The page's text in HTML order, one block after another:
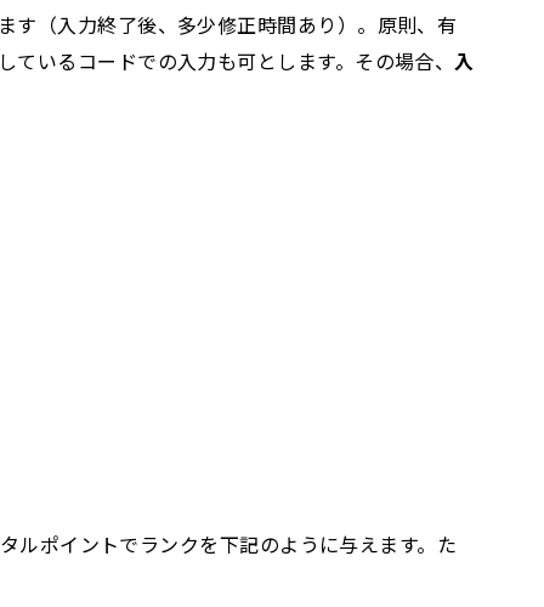
す（入力終了後、多少修正時間あり）。原則、有
ているコードでの入力も可とします。その場合、入
ルポイントでランクを下記のように与えます。た